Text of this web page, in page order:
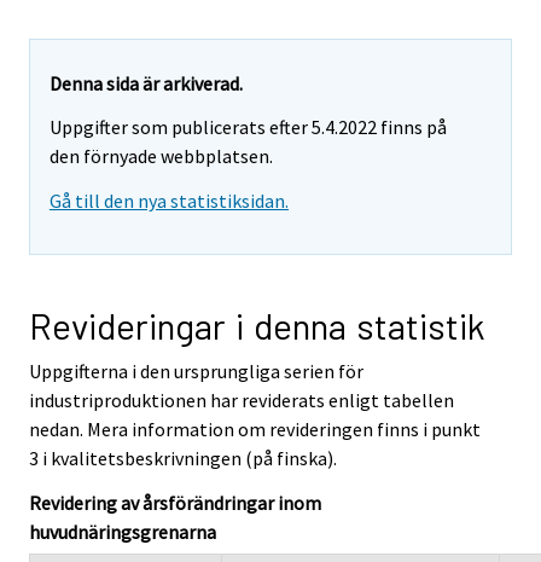
Denna sida är arkiverad.
Uppgifter som publicerats efter 5.4.2022 finns på
den förnyade webbplatsen.
Gå till den nya statistiksidan.
Revideringar i denna statistik
Uppgifterna i den ursprungliga serien för
industriproduktionen har reviderats enligt tabellen
nedan. Mera information om revideringen finns i punkt
3 i kvalitetsbeskrivningen (på finska).
Revidering av årsförändringar inom
huvudnäringsgrenarna